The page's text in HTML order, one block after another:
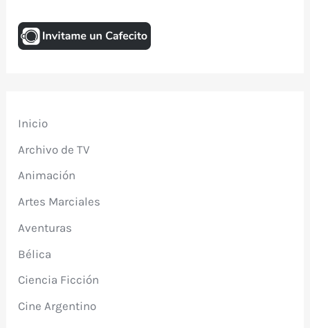
Inicio
Archivo de TV
Animación
Artes Marciales
Aventuras
Bélica
Ciencia Ficción
Cine Argentino